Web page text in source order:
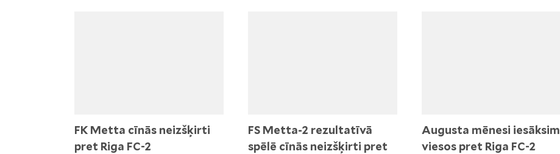
FK Metta cīnās neizšķirti
pret Riga FC-2
FS Metta-2 rezultatīvā
spēlē cīnās neizšķirti pret
Augusta mēnesi iesāksim
viesos pret Riga FC-2